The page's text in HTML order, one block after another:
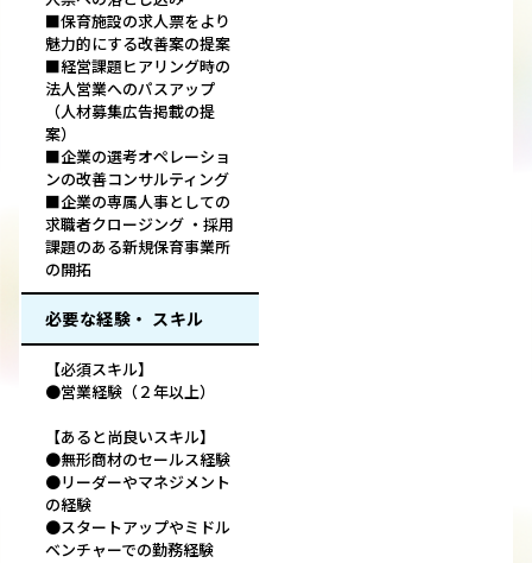
■保育施設の求人票をより
魅力的にする改善案の提案
■経営課題ヒアリング時の
法人営業へのパスアップ
（人材募集広告掲載の提
案）
■企業の選考オペレーショ
ンの改善コンサルティング
■企業の専属人事としての
求職者クロージング ・採用
課題のある新規保育事業所
の開拓
必要な経験・ スキル
【必須スキル】
●営業経験（２年以上）
【あると尚良いスキル】
●無形商材のセールス経験
●リーダーやマネジメント
の経験
●スタートアップやミドル
ベンチャーでの勤務経験